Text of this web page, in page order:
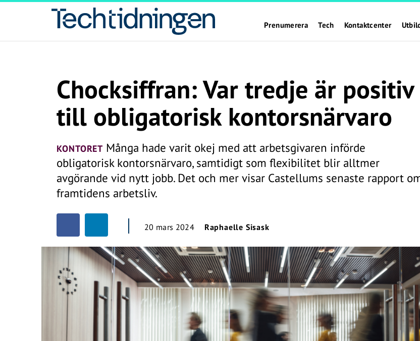
Prenumerera Tech Kontaktcenter
Chocksiffran: Var tredje är positiv
till obligatorisk kontorsnärvaro
KONTORET Många hade varit okej med att arbetsgivaren införde
obligatorisk kontorsnärvaro, samtidigt som flexibilitet blir alltmer
avgörande vid nytt jobb. Det och mer visar Castellums senaste rapport
framtidens arbetsliv.
20 mars 2024 Raphaelle Sisask